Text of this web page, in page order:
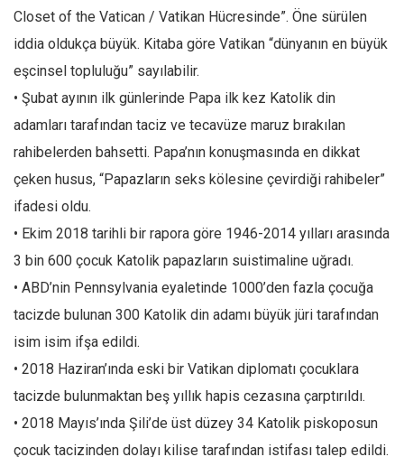
Closet of the Vatican / Vatikan Hücresinde”. Öne sürülen
iddia oldukça büyük. Kitaba göre Vatikan “dünyanın en büyük
eşcinsel topluluğu” sayılabilir.
• Şubat ayının ilk günlerinde Papa ilk kez Katolik din
adamları tarafından taciz ve tecavüze maruz bırakılan
rahibelerden bahsetti. Papa’nın konuşmasında en dikkat
çeken husus, “Papazların seks kölesine çevirdiği rahibeler”
ifadesi oldu.
• Ekim 2018 tarihli bir rapora göre 1946-2014 yılları arasında
3 bin 600 çocuk Katolik papazların suistimaline uğradı.
• ABD’nin Pennsylvania eyaletinde 1000’den fazla çocuğa
tacizde bulunan 300 Katolik din adamı büyük jüri tarafından
isim isim ifşa edildi.
• 2018 Haziran’ında eski bir Vatikan diplomatı çocuklara
tacizde bulunmaktan beş yıllık hapis cezasına çarptırıldı.
• 2018 Mayıs’ında Şili’de üst düzey 34 Katolik piskoposun
çocuk tacizinden dolayı kilise tarafından istifası talep edildi.